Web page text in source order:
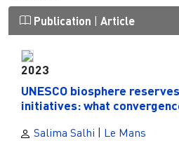
Publication | Article
2023
UNESCO biosphere
initiatives: what
Salima Salhi Le Mans